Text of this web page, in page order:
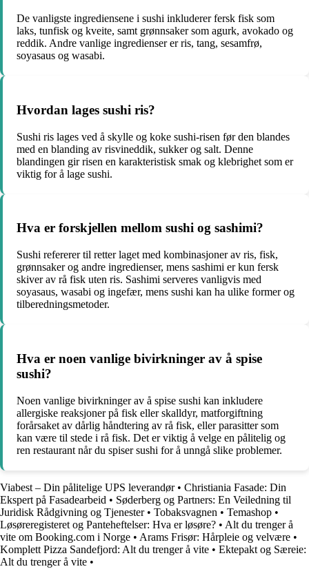
De vanligste ingrediensene i sushi inkluderer fersk fisk som
laks, tunfisk og kveite, samt grønnsaker som agurk, avokado og
reddik. Andre vanlige ingredienser er ris, tang, sesamfrø,
soyasaus og wasabi.
Hvordan lages sushi ris?
Sushi ris lages ved å skylle og koke sushi-risen før den blandes
med en blanding av risvineddik, sukker og salt. Denne
blandingen gir risen en karakteristisk smak og klebrighet som er
viktig for å lage sushi.
Hva er forskjellen mellom sushi og sashimi?
Sushi refererer til retter laget med kombinasjoner av ris, fisk,
grønnsaker og andre ingredienser, mens sashimi er kun fersk
skiver av rå fisk uten ris. Sashimi serveres vanligvis med
soyasaus, wasabi og ingefær, mens sushi kan ha ulike former og
tilberedningsmetoder.
Hva er noen vanlige bivirkninger av å spise
sushi?
Noen vanlige bivirkninger av å spise sushi kan inkludere
allergiske reaksjoner på fisk eller skalldyr, matforgiftning
forårsaket av dårlig håndtering av rå fisk, eller parasitter som
kan være til stede i rå fisk. Det er viktig å velge en pålitelig og
ren restaurant når du spiser sushi for å unngå slike problemer.
Viabest – Din pålitelige UPS leverandør• Christiania Fasade: Din
Ekspert på Fasadearbeid • Søderberg og Partners: En Veiledning til
Juridisk Rådgivning og Tjenester• Tobaksvagnen • Temashop •
Løsøreregisteret og Panteheftelser: Hva er løsøre? • Alt du trenger å
vite om Booking.com i Norge • Arams Frisør: Hårpleie og velvære •
Komplett Pizza Sandefjord: Alt du trenger å vite • Ektepakt og Særeie:
Alt du trenger å vite •